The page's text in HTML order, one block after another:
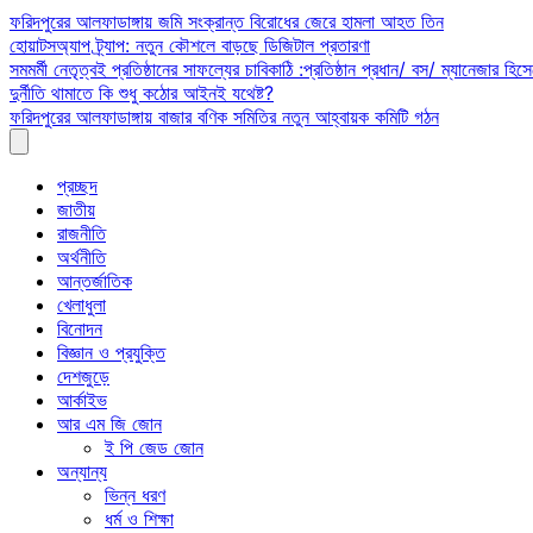
Skip
to
content
ফরিদপুরের আলফাডাঙ্গায় জমি সংক্রান্ত বিরোধের জেরে হামলা আহত তিন
হোয়াটসঅ্যাপ ট্র্যাপ: নতুন কৌশলে বাড়ছে ডিজিটাল প্রতারণা
সমমর্মী নেতৃত্বই প্রতিষ্ঠানের সাফল্যের চাবিকাঠি :প্রতিষ্ঠান প্রধান/ বস/ ম্যানেজার
দুর্নীতি থামাতে কি শুধু কঠোর আইনই যথেষ্ট?
ফরিদপুরের আলফাডাঙ্গায় বাজার বণিক সমিতির নতুন আহ্বায়ক কমিটি গঠন
প্রচ্ছদ
জাতীয়
রাজনীতি
অর্থনীতি
আন্তর্জাতিক
খেলাধুলা
বিনোদন
বিজ্ঞান ও প্রযুক্তি
দেশজুড়ে
আর্কাইভ
আর এম জি জোন
ই পি জেড জোন
অন্যান্য
ভিন্ন ধরণ
ধর্ম ও শিক্ষা